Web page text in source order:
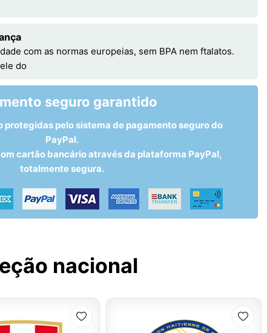
com as normas europeias, sem BPA nem ftalatos.
do
seguro garantido
protegidas pelo sistema de pagamento seguro do
PayPal.
cartão bancário através da plataforma PayPal,
totalmente segura.
nacional